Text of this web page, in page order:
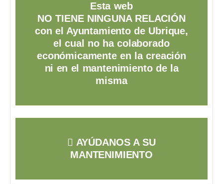
Esta web
NO TIENE NINGUNA RELACIÓN
con el Ayuntamiento de Ubrique,
el cual no ha colaborado
económicamente en la creación
ni en el mantenimiento de la
misma
AYÚDANOS A SU
MANTENIMIENTO